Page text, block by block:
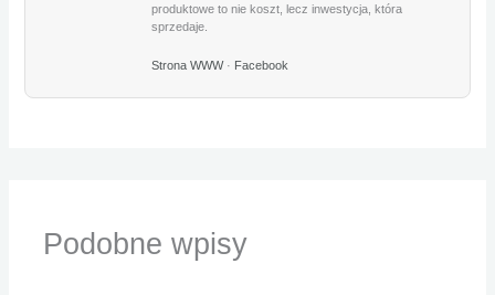
produktowe to nie koszt, lecz inwestycja, która
sprzedaje.
Strona WWW· Facebook
Podobne wpisy